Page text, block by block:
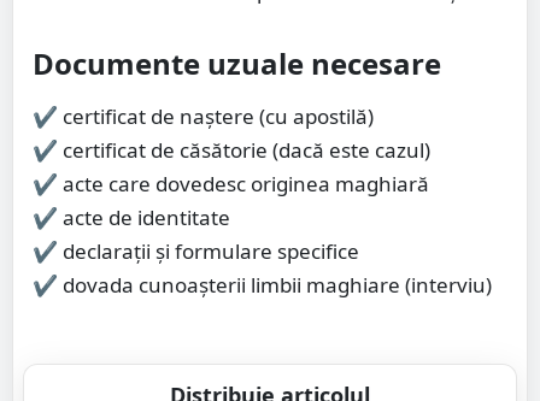
Documente uzuale necesare
✔ certificat de naștere (cu apostilă)
✔ certificat de căsătorie (dacă este cazul)
✔ acte care dovedesc originea maghiară
✔ acte de identitate
✔ declarații și formulare specifice
✔ dovada cunoașterii limbii maghiare (interviu)
Distribuie articolul